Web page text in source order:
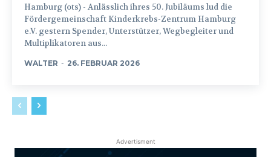
Hamburg (ots) - Anlässlich ihres 50. Jubiläums lud die
Fördergemeinschaft Kinderkrebs-Zentrum Hamburg
e.V. gestern Spender, Unterstützer, Wegbegleiter und
Multiplikatoren aus...
WALTER - 26. FEBRUAR 2026
Advertisment